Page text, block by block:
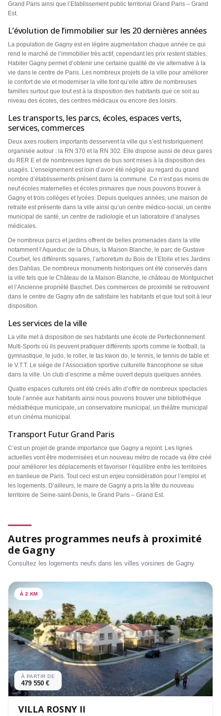
Grand Paris ainsi que l’Etablissement public territorial Grand Paris – Grand
Est.
L’évolution de l’immobilier sur les 20 dernières années
La population de Gagny est en légère augmentation chaque année ce qui
rend le marché de l’immobilier très actif, cependant les prix restent stables.
Habiter Gagny permet d’obtenir une certaine qualité de vie alternative à la
vie dans le centre de Paris. Les nombreux projets de la ville pour améliorer
le confort de vie et moderniser la ville font qu’elle attire de nombreuses
familles surtout que tout est à la disposition des habitants que ce soit au
niveau des écoles, des centres médicaux ou encore des loisirs.
Les transports, les parcs, écoles, espaces verts,
services, commerces
Deux axes routiers importants desservent la ville qui s’est historiquement
organisée autour : la RN 370 et la RN 302. Elle dispose aussi de deux gares
du RER E et de nombreuses lignes de bus sont mises à la disposition des
usagés. L’enseignement est loin d’avoir été négligé au regard du grand
nombre d’établissements présent dans la commune. Ce n’est pas moins de
neuf écoles maternelles et écoles primaires que nous pouvons trouver à
Gagny et trois collèges et lycées. Depuis quelques années, une maison de
retraite est présente dans la ville ainsi qu’un centre médico-social, un centre
municipal de santé, un centre de radiologie et un laboratoire d’analyses
médicales.
De nombreux parcs et jardins offrent de belles promenades dans la ville
notamment l’Aqueduc de la Dhuis, la Maison Blanche, le parc de Gustave
Courbet, les différents squares, l’arboretum du Bois de l’Etoile et les Jardins
des Dahlias. De nombreux monuments historiques ont été conservés dans
la ville tels que le Château de la Maison-Blanche, le château de Montguichet
et l’Ancienne propriété Baschet. Des commerces de proximité se retrouvent
dans le centre de Gagny afin de satisfaire les habitants et que tout soit à leur
disposition.
Les services de la ville
La ville met à disposition de ses habitants une école de Perfectionnement
Multi-Sports où ils peuvent pratiquer différents sports comme le football, la
gymnastique, le judo, le roller, le tas kwon do, le tennis, le tennis de table et
le V.T.T. Le siège de l’Association sportive culturelle francophone se situe
dans la ville. Un club d’escrime a même ouvert depuis quelques années.
Quatre espaces culturels ont été créés afin d’offrir de nombreux spectacles
toute l’année aux habitants ainsi nous pouvons trouver une bibliothèque
médiathèque municipale, un conservatoire municipal, un théâtre municipal
et un cinéma municipal.
Transport Futur Grand Paris
C’est un projet de grande importance que Gagny a rejoint. Les lignes
actuelles vont être modernisées et un nouveau métro de rocade va être créé
pour améliorer les déplacements et favoriser l’équilibre entre les territoires
en banlieue de Paris. Tout ceci est un enjeu considération pour l’emploi et
les logements. D’ailleurs, le maire de Gagny a pris la tête du nouveau
territoire de Seine-saint-Denis, le Grand Paris – Grand Est.
Autres programmes neufs à proximité
de Gagny
Consultez les logements neufs dans les villes voisines de Gagny
À 2 KM
À PARTIR DE
479 550 €
VILLA ROSNY II